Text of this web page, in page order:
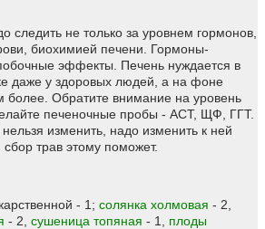
следить не только за уровнем гормонов,
биохимией печени. Гормоны-
эффекты. Печень нуждается в
даже у здоровых людей, а на фоне
более. Обратите внимание на уровень
печеночные пробы - АСТ, ЩФ, ГГТ.
изменить, надо изменить к ней
трав этому поможет.
- 1; солянка холмовая - 2,
- 2, сушеница топяная - 1, плоды